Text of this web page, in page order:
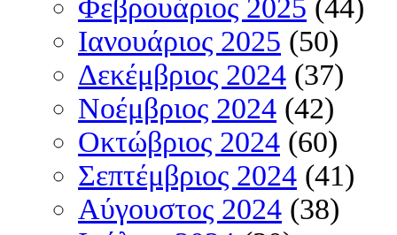
Φεβρουάριος 2025 (44)
Ιανουάριος 2025 (50)
Δεκέμβριος 2024 (37)
Νοέμβριος 2024 (42)
Οκτώβριος 2024 (60)
Σεπτέμβριος 2024 (41)
Αύγουστος 2024 (38)